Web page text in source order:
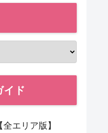
イド
エリア版】